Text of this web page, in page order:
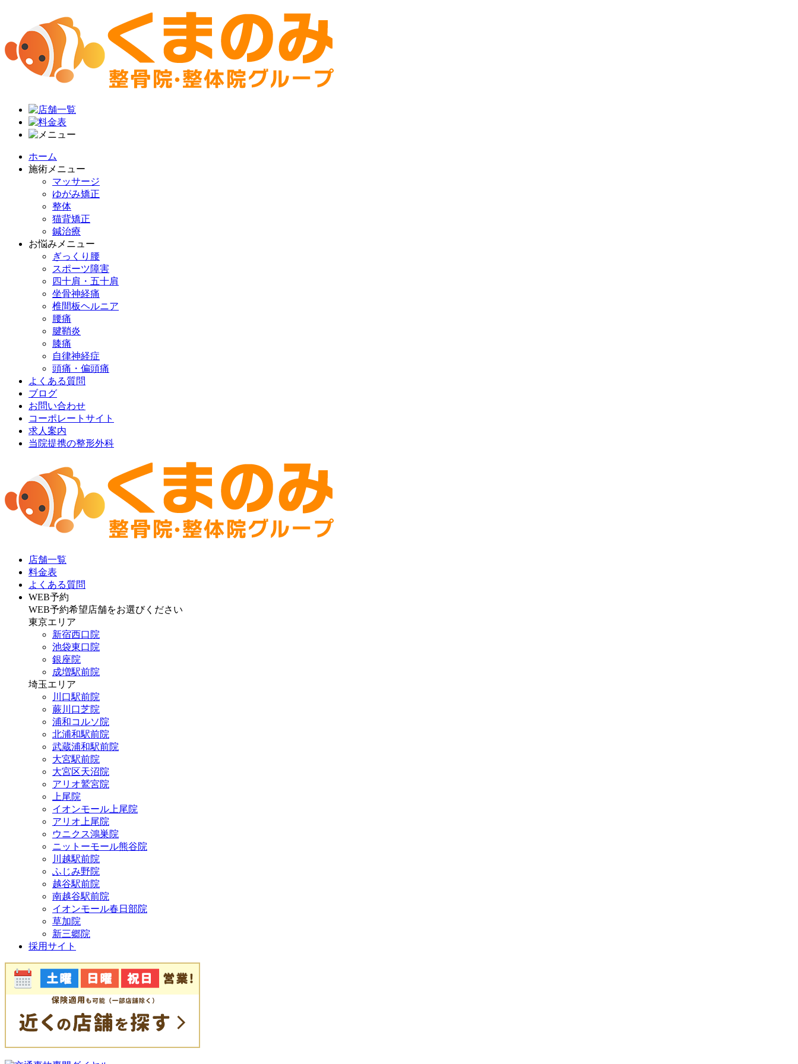
ホーム
施術メニュー
マッサージ
ゆがみ矯正
整体
猫背矯正
鍼治療
お悩みメニュー
ぎっくり腰
スポーツ障害
四十肩・五十肩
坐骨神経痛
椎間板ヘルニア
腰痛
腱鞘炎
膝痛
自律神経症
頭痛・偏頭痛
よくある質問
ブログ
お問い合わせ
コーポレートサイト
求人案内
当院提携の整形外科
店舗一覧
料金表
よくある質問
WEB予約
WEB予約希望店舗をお選びください
東京エリア
新宿西口院
池袋東口院
銀座院
成増駅前院
埼玉エリア
川口駅前院
蕨川口芝院
浦和コルソ院
北浦和駅前院
武蔵浦和駅前院
大宮駅前院
大宮区天沼院
アリオ鷲宮院
上尾院
イオンモール上尾院
アリオ上尾院
ウニクス鴻巣院
ニットーモール熊谷院
川越駅前院
ふじみ野院
越谷駅前院
南越谷駅前院
イオンモール春日部院
草加院
新三郷院
採用サイト